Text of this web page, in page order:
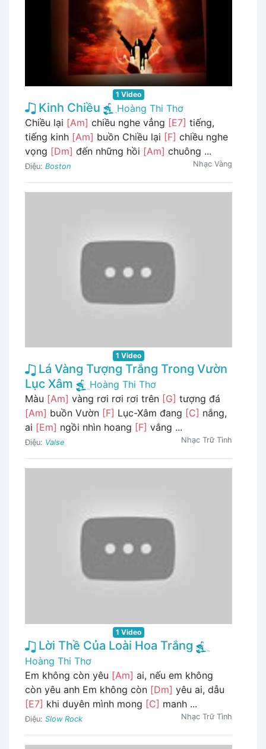
1 Video
Kinh Chiều
Hoàng Thi Thơ
Chiều lại [Am] chiều nghe vẳng [E7] tiếng,
tiếng kinh [Am] buồn Chiều lại [F] chiều nghe
vọng [Dm] đến những hồi [Am] chuông ...
Điệu: Boston Nhạc Vàng
1 Video
Lá Vàng Tượng Trắng Trong Vườn
Lục Xâm
Hoàng Thi Thơ
Màu [Am] vàng rơi rơi rơi trên [G] tượng đá
[Am] buồn Vườn [F] Lục-Xâm đang [C] nắng,
ai [Em] ngồi nhìn hoang [F] vắng ...
Điệu: Valse Nhạc Trữ Tình
1 Video
Lời Thề Của Loài Hoa Trắng
Hoàng Thi Thơ
Em không còn yêu [Am] ai, nếu em không
còn yêu anh Em không còn [Dm] yêu ai, dẫu
[E7] khi duyên mình mong [C] manh ...
Điệu: Slow Rock Nhạc Trữ Tình